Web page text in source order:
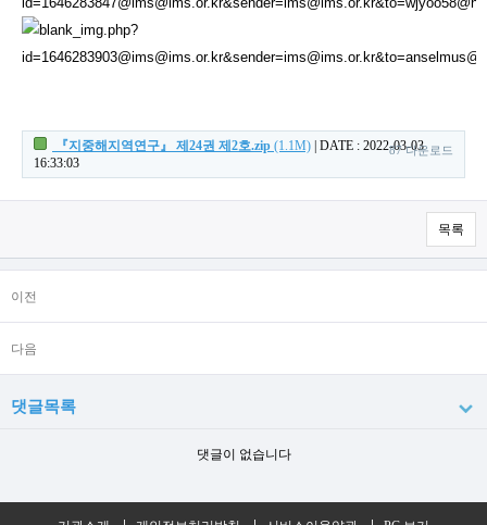
『지중해지역연구』 제24권 제2호.zip (1.1M) 87 다운로드
DATE : 2022-03-03
16:33:03
목록
이전
다음
댓글목록
댓글이 없습니다